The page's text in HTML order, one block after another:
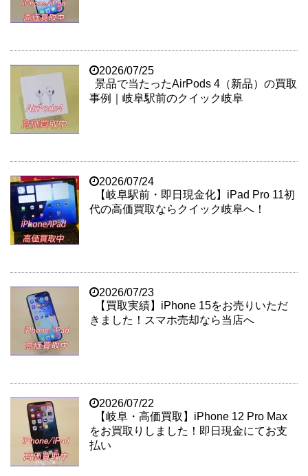
2026/07/25
景品で当たったAirPods 4（新品）の買取
事例｜岐阜駅前のクイック岐阜
2026/07/24
【岐阜駅前・即日現金化】iPad Pro 11初
代の高価買取ならクイック岐阜へ！
2026/07/23
【買取実績】iPhone 15をお売りいただ
きました！スマホ売却なら当店へ
2026/07/22
【岐阜・高価買取】iPhone 12 Pro Max
をお買取りしました！即日現金にてお支
払い